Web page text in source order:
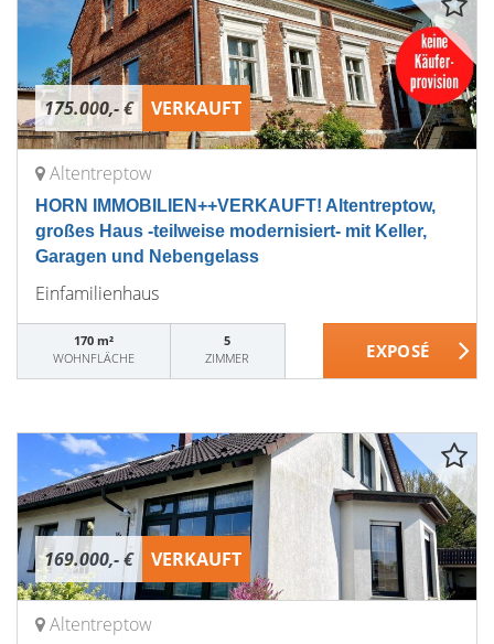
175.000,- € VERKAUFT
Altentreptow
HORN IMMOBILIEN++VERKAUFT! Altentreptow,
großes Haus -teilweise modernisiert- mit Keller,
Garagen und Nebengelass
Einfamilienhaus
170 m²
WOHNFLÄCHE
5
ZIMMER
169.000,- € VERKAUFT
Altentreptow